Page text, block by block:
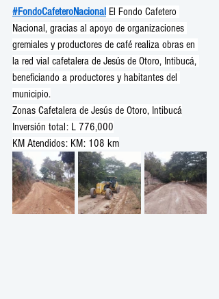
#FondoCafeteroNacional El Fondo Cafetero
Nacional, gracias al apoyo de organizaciones
gremiales y productores de café realiza obras en
la red vial cafetalera de Jesús de Otoro, Intibucá,
beneficiando a productores y habitantes del
municipio.
Zonas Cafetalera de Jesús de Otoro, Intibucá
Inversión total: L 776,000
KM Atendidos: KM: 108 km